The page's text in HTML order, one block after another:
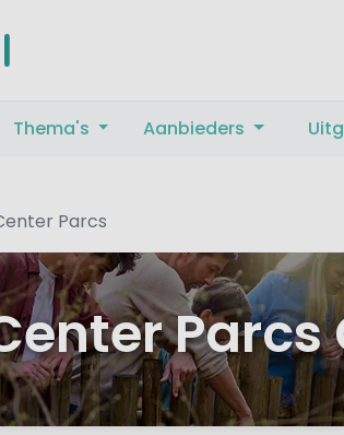
Thema's Aanbieders
Parcs